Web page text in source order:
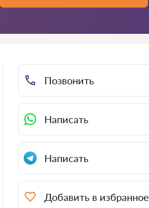
Позвонить
Написать
Написать
Добавить в избранное